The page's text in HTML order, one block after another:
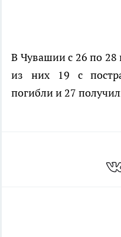
В Чувашии c 26 по
из них 19 с
погибли и 27